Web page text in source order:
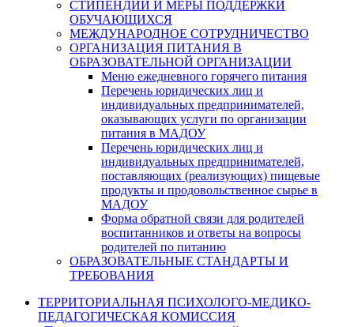
СТИПЕНДИИ И МЕРЫ ПОДДЕРЖКИ
ОБУЧАЮЩИХСЯ
МЕЖДУНАРОДНОЕ СОТРУДНИЧЕСТВО
ОРГАНИЗАЦИЯ ПИТАНИЯ В
ОБРАЗОВАТЕЛЬНОЙ ОРГАНИЗАЦИИ
Меню ежедневного горячего питания
Перечень юридических лиц и
индивидуальных предпринимателей,
оказывающих услуги по организации
питания в МАДОУ
Перечень юридических лиц и
индивидуальных предпринимателей,
поставляющих (реализующих) пищевые
продукты и продовольственное сырье в
МАДОУ
Форма обратной связи для родителей
воспитанников и ответы на вопросы
родителей по питанию
ОБРАЗОВАТЕЛЬНЫЕ СТАНДАРТЫ И
ТРЕБОВАНИЯ
ТЕРРИТОРИАЛЬНАЯ ПСИХОЛОГО-МЕДИКО-
ПЕДАГОГИЧЕСКАЯ КОМИССИЯ